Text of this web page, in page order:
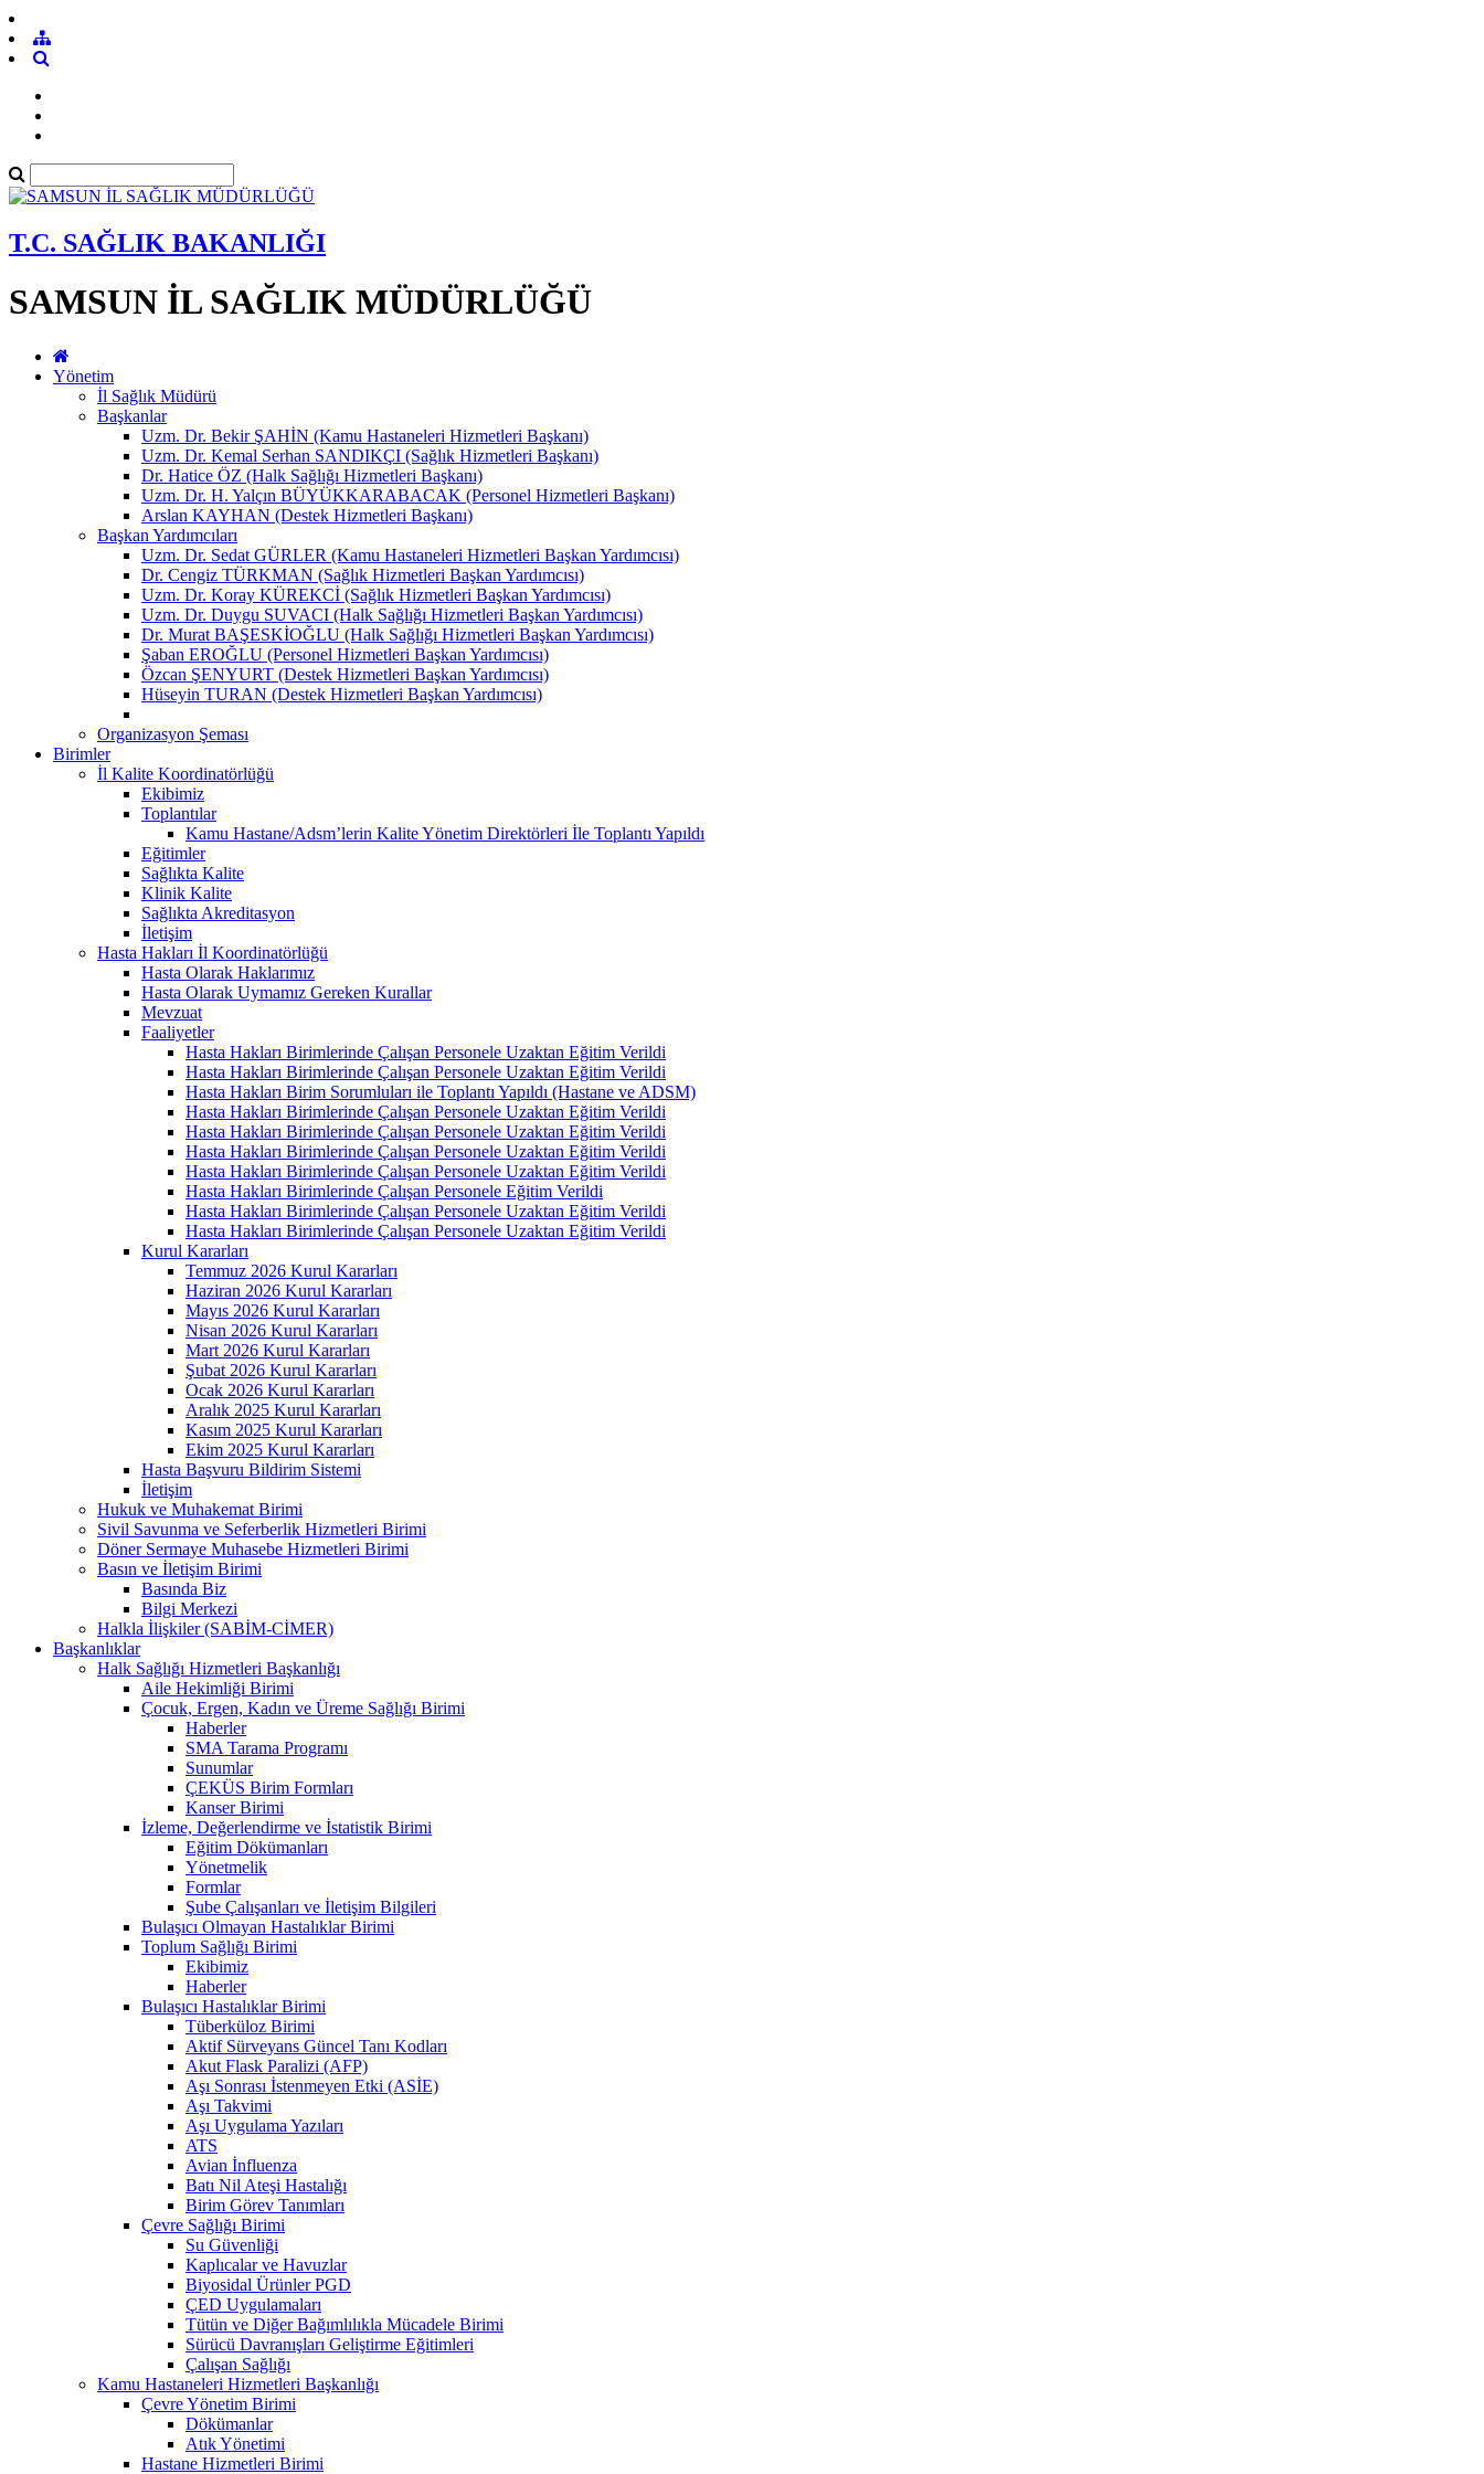
T.C. SAĞLIK BAKANLIĞI
SAMSUN İL SAĞLIK MÜDÜRLÜĞÜ
Yönetim
İl Sağlık Müdürü
Başkanlar
Uzm. Dr. Bekir ŞAHİN (Kamu Hastaneleri Hizmetleri Başkanı)
Uzm. Dr. Kemal Serhan SANDIKÇI (Sağlık Hizmetleri Başkanı)
Dr. Hatice ÖZ (Halk Sağlığı Hizmetleri Başkanı)
Uzm. Dr. H. Yalçın BÜYÜKKARABACAK (Personel Hizmetleri Başkanı)
Arslan KAYHAN (Destek Hizmetleri Başkanı)
Başkan Yardımcıları
Uzm. Dr. Sedat GÜRLER (Kamu Hastaneleri Hizmetleri Başkan Yardımcısı)
Dr. Cengiz TÜRKMAN (Sağlık Hizmetleri Başkan Yardımcısı)
Uzm. Dr. Koray KÜREKCİ (Sağlık Hizmetleri Başkan Yardımcısı)
Uzm. Dr. Duygu SUVACI (Halk Sağlığı Hizmetleri Başkan Yardımcısı)
Dr. Murat BAŞESKİOĞLU (Halk Sağlığı Hizmetleri Başkan Yardımcısı)
Şaban EROĞLU (Personel Hizmetleri Başkan Yardımcısı)
Özcan ŞENYURT (Destek Hizmetleri Başkan Yardımcısı)
Hüseyin TURAN (Destek Hizmetleri Başkan Yardımcısı)
Organizasyon Şeması
Birimler
İl Kalite Koordinatörlüğü
Ekibimiz
Toplantılar
Kamu Hastane/Adsm’lerin Kalite Yönetim Direktörleri İle Toplantı Yapıldı
Eğitimler
Sağlıkta Kalite
Klinik Kalite
Sağlıkta Akreditasyon
İletişim
Hasta Hakları İl Koordinatörlüğü
Hasta Olarak Haklarımız
Hasta Olarak Uymamız Gereken Kurallar
Mevzuat
Faaliyetler
Hasta Hakları Birimlerinde Çalışan Personele Uzaktan Eğitim Verildi
Hasta Hakları Birimlerinde Çalışan Personele Uzaktan Eğitim Verildi
Hasta Hakları Birim Sorumluları ile Toplantı Yapıldı (Hastane ve ADSM)
Hasta Hakları Birimlerinde Çalışan Personele Uzaktan Eğitim Verildi
Hasta Hakları Birimlerinde Çalışan Personele Uzaktan Eğitim Verildi
Hasta Hakları Birimlerinde Çalışan Personele Uzaktan Eğitim Verildi
Hasta Hakları Birimlerinde Çalışan Personele Uzaktan Eğitim Verildi
Hasta Hakları Birimlerinde Çalışan Personele Eğitim Verildi
Hasta Hakları Birimlerinde Çalışan Personele Uzaktan Eğitim Verildi
Hasta Hakları Birimlerinde Çalışan Personele Uzaktan Eğitim Verildi
Kurul Kararları
Temmuz 2026 Kurul Kararları
Haziran 2026 Kurul Kararları
Mayıs 2026 Kurul Kararları
Nisan 2026 Kurul Kararları
Mart 2026 Kurul Kararları
Şubat 2026 Kurul Kararları
Ocak 2026 Kurul Kararları
Aralık 2025 Kurul Kararları
Kasım 2025 Kurul Kararları
Ekim 2025 Kurul Kararları
Hasta Başvuru Bildirim Sistemi
İletişim
Hukuk ve Muhakemat Birimi
Sivil Savunma ve Seferberlik Hizmetleri Birimi
Döner Sermaye Muhasebe Hizmetleri Birimi
Basın ve İletişim Birimi
Basında Biz
Bilgi Merkezi
Halkla İlişkiler (SABİM-CİMER)
Başkanlıklar
Halk Sağlığı Hizmetleri Başkanlığı
Aile Hekimliği Birimi
Çocuk, Ergen, Kadın ve Üreme Sağlığı Birimi
Haberler
SMA Tarama Programı
Sunumlar
ÇEKÜS Birim Formları
Kanser Birimi
İzleme, Değerlendirme ve İstatistik Birimi
Eğitim Dökümanları
Yönetmelik
Formlar
Şube Çalışanları ve İletişim Bilgileri
Bulaşıcı Olmayan Hastalıklar Birimi
Toplum Sağlığı Birimi
Ekibimiz
Haberler
Bulaşıcı Hastalıklar Birimi
Tüberküloz Birimi
Aktif Sürveyans Güncel Tanı Kodları
Akut Flask Paralizi (AFP)
Aşı Sonrası İstenmeyen Etki (ASİE)
Aşı Takvimi
Aşı Uygulama Yazıları
ATS
Avian İnfluenza
Batı Nil Ateşi Hastalığı
Birim Görev Tanımları
Çevre Sağlığı Birimi
Su Güvenliği
Kaplıcalar ve Havuzlar
Biyosidal Ürünler PGD
ÇED Uygulamaları
Tütün ve Diğer Bağımlılıkla Mücadele Birimi
Sürücü Davranışları Geliştirme Eğitimleri
Çalışan Sağlığı
Kamu Hastaneleri Hizmetleri Başkanlığı
Çevre Yönetim Birimi
Dökümanlar
Atık Yönetimi
Hastane Hizmetleri Birimi